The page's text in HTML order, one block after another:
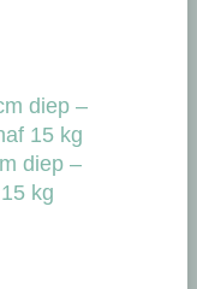
diep –
15 kg
diep –
kg